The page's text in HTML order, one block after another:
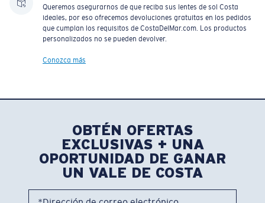
Queremos asegurarnos de que reciba sus lentes de sol Costa
ideales, por eso ofrecemos devoluciones gratuitas en los pedidos
que cumplan los requisitos de CostaDelMar.com. Los productos
personalizados no se pueden devolver.
Conozca más
OBTÉN OFERTAS
EXCLUSIVAS + UNA
OPORTUNIDAD DE GANAR
UN VALE DE COSTA